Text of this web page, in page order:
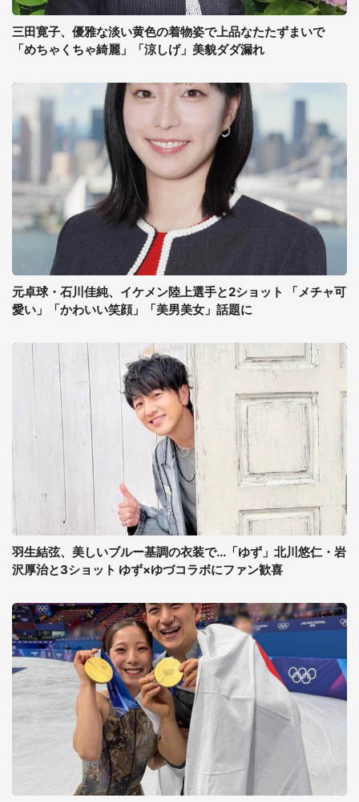
三田寛子、優雅な淡い黄色の着物姿で上品なたたずまいで
「めちゃくちゃ綺麗」「涼しげ」美貌ダダ漏れ
元卓球・石川佳純、イケメン陸上選手と2ショット 「メチャ可
愛い」「かわいい笑顔」「美男美女」話題に
羽生結弦、美しいブルー基調の衣装で...「ゆず」北川悠仁・岩
沢厚治と3ショット ゆず×ゆづコラボにファン歓喜